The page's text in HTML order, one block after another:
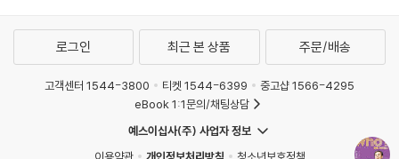
로그인 최근 본 상품 주문/배송
고객센터 1544-3800 티켓 1544-6399
중고샵 1566-4295
eBook 1:1문의/채팅상담
예스이십사(주) 사업자 정보
이용약관
개인정보처리방침 청소년보호정책